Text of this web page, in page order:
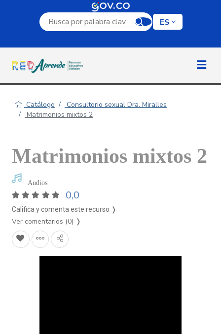
Campo de búsqueda por palabra clave
ES
Catálogo
Consultorio sexual Dra. Miralles
Matrimonios mixtos 2
Matrimonios mixtos 2
Audios
0,0
Califica y comenta este recurso ❭
Ver comentarios (0) ❭